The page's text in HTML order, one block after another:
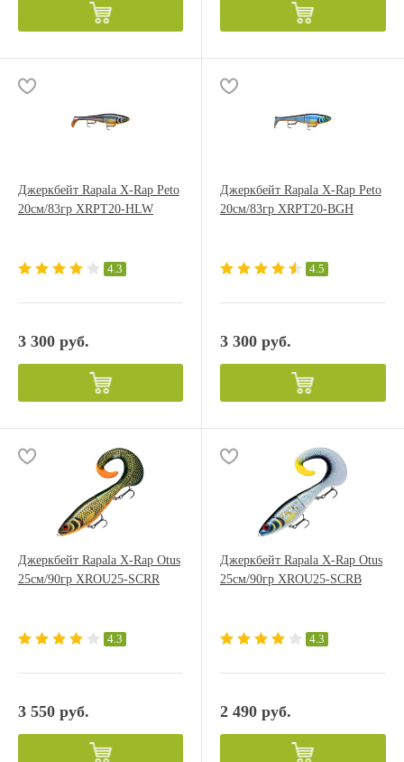
Джеркбейт Rapala X-Rap Peto
20см/83гр XRPT20-HLW
4.3
3 300 руб.
Джеркбейт Rapala X-Rap Peto
20см/83гр XRPT20-BGH
4.5
3 300 руб.
Джеркбейт Rapala X-Rap Otus
25см/90гр XROU25-SCRR
4.3
3 550 руб.
Джеркбейт Rapala X-Rap Otus
25см/90гр XROU25-SCRB
4.3
2 490 руб.